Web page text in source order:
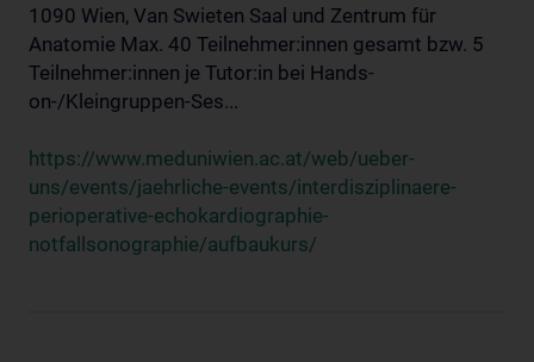
1090 Wien, Van Swieten Saal und Zentrum für
Anatomie Max. 40 Teilnehmer:innen gesamt bzw. 5
Teilnehmer:innen je Tutor:in bei Hands-
on-/Kleingruppen-Ses...
https://www.meduniwien.ac.at/web/ueber-
uns/events/jaehrliche-events/interdisziplinaere-
perioperative-echokardiographie-
notfallsonographie/aufbaukurs/